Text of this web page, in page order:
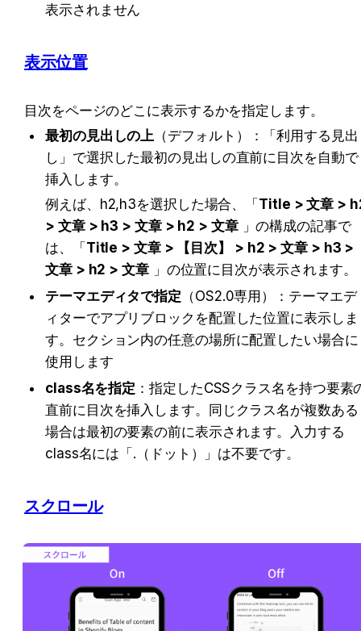
表示されません
表示位置
目次をページのどこに表示するかを指定します。
最初の見出しの上 （デフォルト）：「利用する見出
し」で選択した最初の見出しの直前に目次を自動で
挿入します。
例えば、h2,h3を選択した場合、「 Title > 文章 >
> 文章 > h3 > 文章 > h2 > 文章 」の構成の記事で
は、「 Title > 文章 > 【目次】
> h2 > 文章 > h3 >
文章 > h2 > 文章 」の位置に目次が表示されます。
テーマエディタで指定 （OS2.0専用）：テーマエデ
ィターでアプリブロックを配置した位置に表示しま
す。セクション内の任意の場所に配置したい場合に
使用します
class名を指定 ：指定したCSSクラス名を持つ要素
直前に目次を挿入します。同じクラス名が複数ある
場合は最初の要素の前に表示されます。入力する
class名には「.（ドット）」は不要です。
スクロール